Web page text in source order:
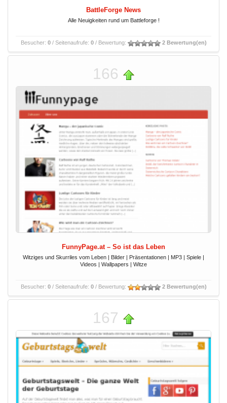
BattleForge News
Alle Neuigkeiten rund um Battleforge !
Besucher: 0/ Seitenaufrufe: 0/ Bewertung: 2 Bewertung(en)
166
FunnyPage.at – So ist das Leben
Witziges und Skurriles vom Leben | Bilder | Präsentationen | MP3 | Spiele |
Videos | Wallpapers | Witze
Besucher: 0/ Seitenaufrufe: 0/ Bewertung: 2 Bewertung(en)
167